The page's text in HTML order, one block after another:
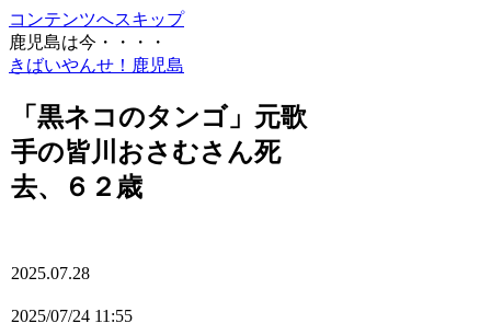
コンテンツへスキップ
鹿児島は今・・・・
きばいやんせ！鹿児島
「黒ネコのタンゴ」元歌
手の皆川おさむさん死
去、６２歳
2025.07.28
2025/07/24 11:55